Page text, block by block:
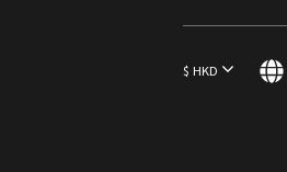
$ HKD